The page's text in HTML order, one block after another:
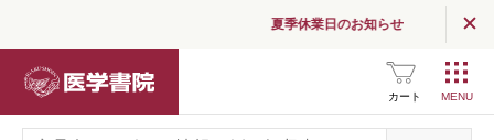
夏季休業日のお知らせ
カート